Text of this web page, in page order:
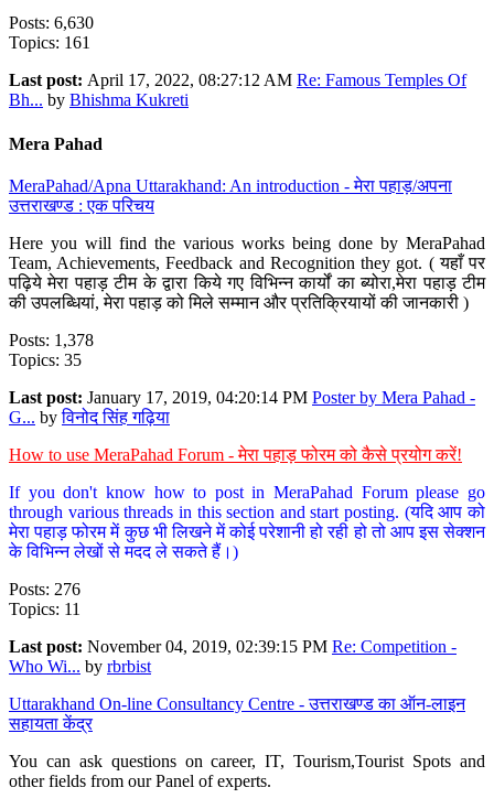
Posts: 6,630
Topics: 161
Last post: April 17, 2022, 08:27:12 AM Re: Famous Temples Of
Bh... by Bhishma Kukreti
Mera Pahad
MeraPahad/Apna Uttarakhand: An introduction - मेरा पहाड़/अपना
उत्तराखण्ड : एक परिचय
Here you will find the various works being done by MeraPahad
Team, Achievements, Feedback and Recognition they got. ( यहाँ पर
पढ़िये मेरा पहाड़ टीम के द्वारा किये गए विभिन्न कार्यों का ब्योरा,मेरा पहाड़ टीम
की उपलब्धियां, मेरा पहाड़ को मिले सम्मान और प्रतिक्रियायों की जानकारी )
Posts: 1,378
Topics: 35
Last post: January 17, 2019, 04:20:14 PM Poster by Mera Pahad -
G... byविनोद सिंह गढ़िया
How to use MeraPahad Forum - मेरा पहाड़ फोरम को कैसे प्रयोग करें!
If you don't know how to post in MeraPahad Forum please go
through various threads in this section and start posting. (यदि आप को
मेरा पहाड़ फोरम में कुछ भी लिखने में कोई परेशानी हो रही हो तो आप इस सेक्शन
के विभिन्न लेखों से मदद ले सकते हैं।)
Posts: 276
Topics: 11
Last post: November 04, 2019, 02:39:15 PM Re: Competition -
Who Wi... by rbrbist
Uttarakhand On-line Consultancy Centre - उत्तराखण्ड का ऑन-लाइन
सहायता केंद्र
You can ask questions on career, IT, Tourism,Tourist Spots and
other fields from our Panel of experts.